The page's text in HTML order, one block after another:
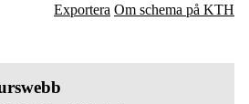
Exportera Om schema på KTH